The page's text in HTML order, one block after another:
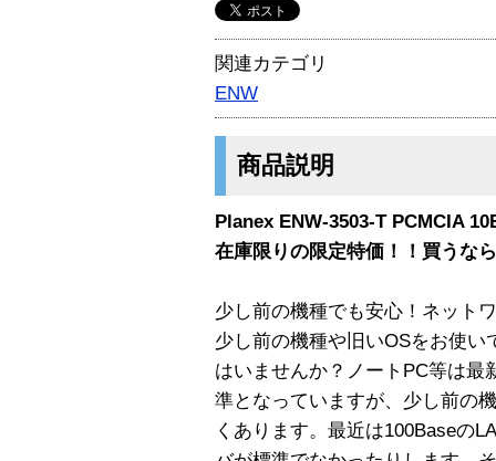
関連カテゴリ
ENW
商品説明
Planex ENW-3503-T PCMCIA
在庫限りの限定特価！！買うな
少し前の機種でも安心！ネット
少し前の機種や旧いOSをお使
はいませんか？ノートPC等は最
準となっていますが、少し前の
くあります。最近は100Baseの